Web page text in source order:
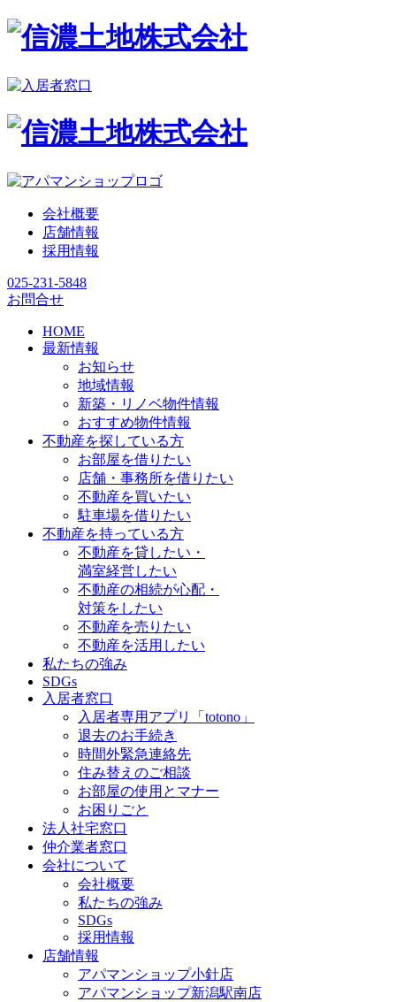
会社概要
店舗情報
採用情報
025-231-5848
お問合せ
HOME
最新情報
お知らせ
地域情報
新築・リノベ物件情報
おすすめ物件情報
不動産を探している方
お部屋を借りたい
店舗・事務所を借りたい
不動産を買いたい
駐車場を借りたい
不動産を持っている方
不動産を貸したい・
満室経営したい
不動産の相続が心配・
対策をしたい
不動産を売りたい
不動産を活用したい
私たちの強み
SDGs
入居者窓口
入居者専用アプリ「totono」
退去のお手続き
時間外緊急連絡先
住み替えのご相談
お部屋の使用とマナー
お困りごと
法人社宅窓口
仲介業者窓口
会社について
会社概要
私たちの強み
SDGs
採用情報
店舗情報
アパマンショップ小針店
アパマンショップ新潟駅南店